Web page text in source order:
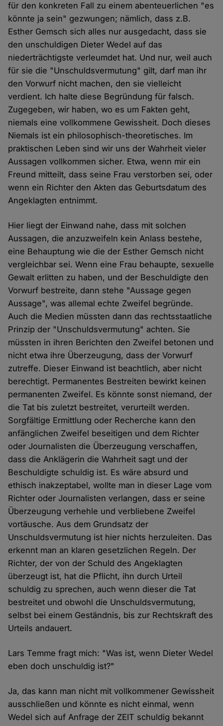
für den konkreten Fall zu einem abenteuerlichen "es
könnte ja sein" gezwungen; nämlich, dass z.B.
Esther Gemsch sich alles nur ausgedacht, dass sie
den unschuldigen Dieter Wedel auf das
niederträchtigste verleumdet hat. Und nur, weil auch
für sie die "Unschuldsvermutung" gilt, darf man ihr
den Vorwurf nicht machen, den sie vielleicht
verdient. Ich halte diese Begründung für falsch.
Zugegeben, wir haben, wo es um Fakten geht,
niemals eine vollkommene Gewissheit. Doch dieses
Niemals ist ein philosophisch-theoretisches. Im
praktischen Leben sind wir uns der Wahrheit vieler
Aussagen vollkommen sicher. Etwa, wenn mir ein
Freund mitteilt, dass seine Frau verstorben sei, oder
wenn ein Richter den Akten das Geburtsdatum des
Angeklagten entnimmt.
Hier liegt der Einwand nahe, dass mit solchen
Aussagen, die anzuzweifeln kein Anlass bestehe,
eine Behauptung wie die der Esther Gemsch nicht
vergleichbar sei. Wenn eine Frau behaupte, sexuelle
Gewalt erlitten zu haben, und der Beschuldigte den
Vorwurf bestreite, dann stehe "Aussage gegen
Aussage", was allemal echte Zweifel begründe.
Auch die Medien müssten dann das rechtsstaatliche
Prinzip der "Unschuldsvermutung" achten. Sie
müssten in ihren Berichten den Zweifel betonen und
nicht etwa ihre Überzeugung, dass der Vorwurf
zutreffe. Dieser Einwand ist beachtlich, aber nicht
berechtigt. Permanentes Bestreiten bewirkt keinen
permanenten Zweifel. Es könnte sonst niemand, der
die Tat bis zuletzt bestreitet, verurteilt werden.
Sorgfältige Ermittlung oder Recherche kann den
anfänglichen Zweifel beseitigen und dem Richter
oder Journalisten die Überzeugung verschaffen,
dass die Anklägerin die Wahrheit sagt und der
Beschuldigte schuldig ist. Es wäre absurd und
ethisch inakzeptabel, wollte man in dieser Lage vom
Richter oder Journalisten verlangen, dass er seine
Überzeugung verhehle und verbliebene Zweifel
vortäusche. Aus dem Grundsatz der
Unschuldsvermutung ist hier nichts herzuleiten. Das
erkennt man an klaren gesetzlichen Regeln. Der
Richter, der von der Schuld des Angeklagten
überzeugt ist, hat die Pflicht, ihn durch Urteil
schuldig zu sprechen, auch wenn dieser die Tat
bestreitet und obwohl die Unschuldsvermutung,
selbst bei einem Geständnis, bis zur Rechtskraft des
Urteils andauert.
Lars Temme fragt mich: "Was ist, wenn Dieter Wedel
eben doch unschuldig ist?"
Ja, das kann man nicht mit vollkommener Gewissheit
ausschließen und könnte es nicht einmal, wenn
Wedel sich auf Anfrage der ZEIT schuldig bekannt